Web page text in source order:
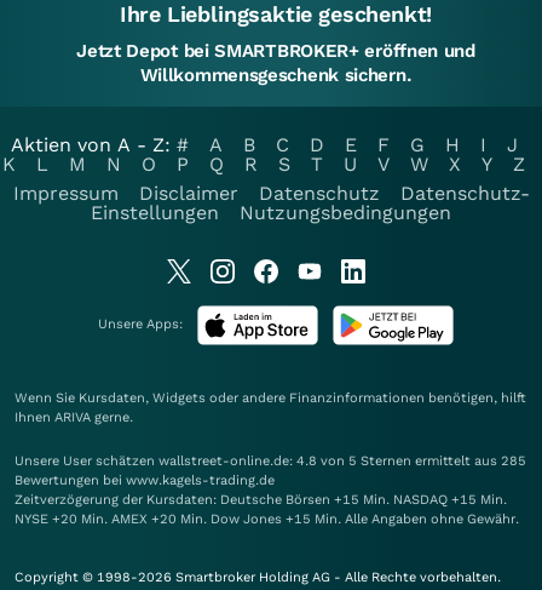
Ihre Lieblingsaktie geschenkt!
Jetzt Depot bei SMARTBROKER+ eröffnen und
Willkommensgeschenk sichern.
Aktien von A - Z: # A B C D E F G H I
J
K
L M N O P Q R S T U V W X Y
Z
Impressum
Disclaimer Datenschutz
Datenschutz-
Einstellungen
Nutzungsbedingungen
Unsere Apps:
Wenn Sie Kursdaten, Widgets oder andere Finanzinformationen benötigen, hilft
Ihnen ARIVA gerne.
Unsere User schätzen wallstreet-online.de: 4.8 von 5 Sternen ermittelt aus 285
Bewertungen bei www.kagels-trading.de
Zeitverzögerung der Kursdaten: Deutsche Börsen +15 Min. NASDAQ +15 Min.
NYSE +20 Min. AMEX +20 Min. Dow Jones +15 Min. Alle Angaben ohne Gewähr.
Copyright © 1998-2026 Smartbroker Holding AG - Alle Rechte vorbehalten.